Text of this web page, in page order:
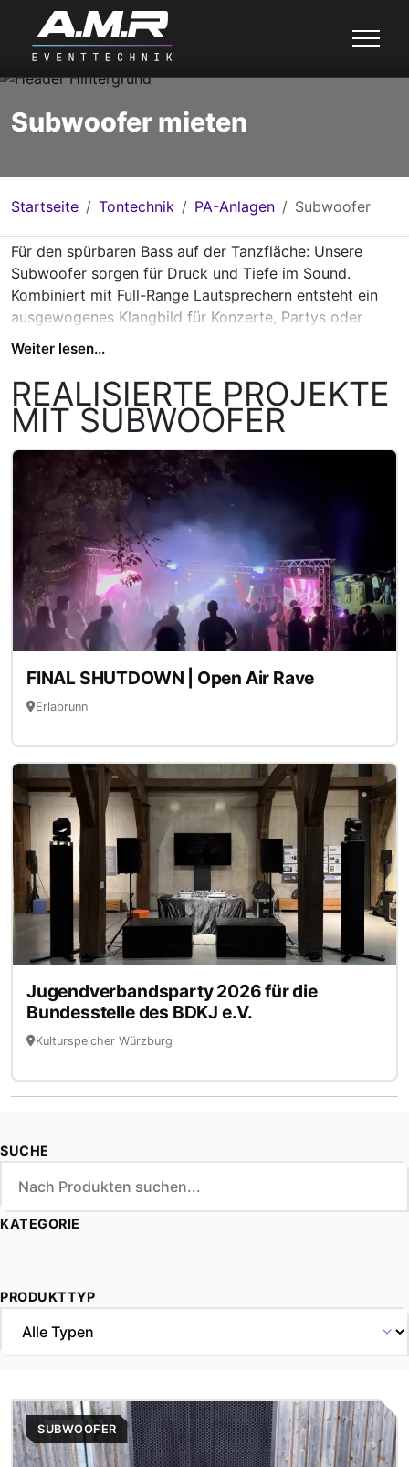
Subwoofer mieten
Startseite Tontechnik PA-Anlagen Subwoofer
Für den spürbaren Bass auf der Tanzfläche: Unsere
Subwoofer sorgen für Druck und Tiefe im Sound.
Kombiniert mit Full-Range Lautsprechern entsteht ein
ausgewogenes Klangbild für Konzerte, Partys oder
Clubs.
Spessart und Umgebung- satter Bass für ein volles
Klangerlebnis.
Weiter lesen...
REALISIERTE PROJEKTE
MIT SUBWOOFER
FINAL SHUTDOWN | Open Air Rave
Erlabrunn
Jugendverbandsparty 2026 für die
Bundesstelle des BDKJ e.V.
Kulturspeicher Würzburg
SUCHE
KATEGORIE
PRODUKTTYP
SUBWOOFER